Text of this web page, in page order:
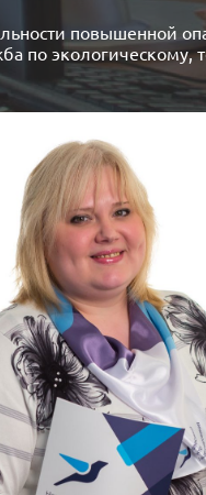
повышенной
по экологическому,